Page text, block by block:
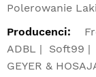
Polerowanie
Producenci:
ADBL
Soft99
GEYER &